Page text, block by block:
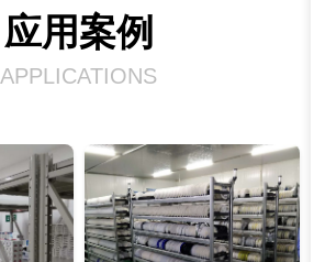
应用案例
APPLICATIONS